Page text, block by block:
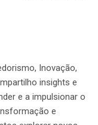
Inovação,
insights e
e a impulsionar o
e